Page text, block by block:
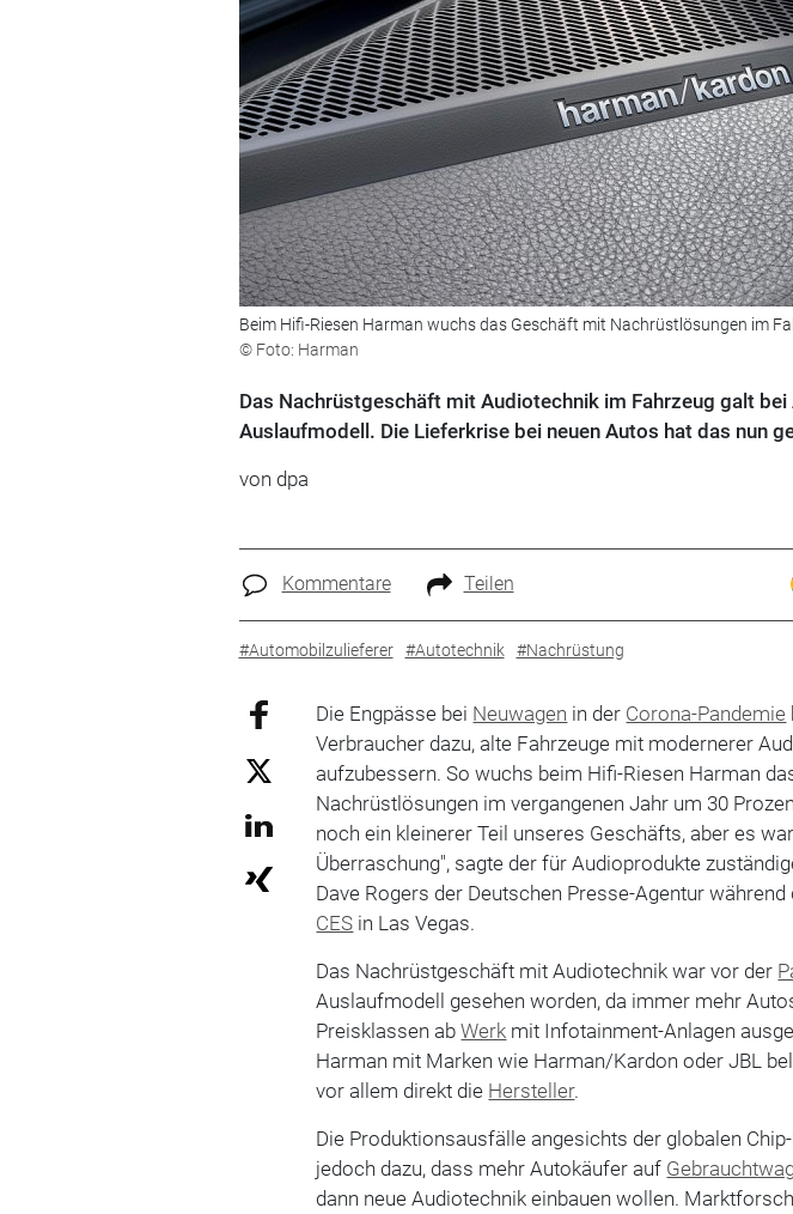
Beim Hifi-Riesen Harman wuchs das Geschäft mit Nachrüstlösungen im
© Foto: Harman
Das Nachrüstgeschäft mit Audiotechnik im Fahrzeug galt
Auslaufmodell. Die Lieferkrise bei neuen Autos hat das nun
von dpa
Kommentare Teilen
#Automobilzulieferer #Autotechnik #Nachrüstung
Die Engpässe bei Neuwagen in der Corona-Pandemie
Verbraucher dazu, alte Fahrzeuge mit modernerer
aufzubessern. So wuchs beim Hifi-Riesen Harman
Nachrüstlösungen im vergangenen Jahr um 30
noch ein kleinerer Teil unseres Geschäfts, aber es
Überraschung", sagte der für Audioprodukte
Dave Rogers der Deutschen Presse-Agentur
CES in Las Vegas.
Das Nachrüstgeschäft mit Audiotechnik war vor der
Auslaufmodell gesehen worden, da immer mehr
Preisklassen abWerk mit Infotainment-Anlagen
Harman mit Marken wie Harman/Kardon oder JBL
vor allem direkt die Hersteller.
Die Produktionsausfälle angesichts der globalen
jedoch dazu, dass mehr Autokäufer auf
dann neue Audiotechnik einbauen wollen.